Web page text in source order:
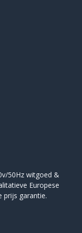
50Hz witgoed &
Europese
prijs garantie.